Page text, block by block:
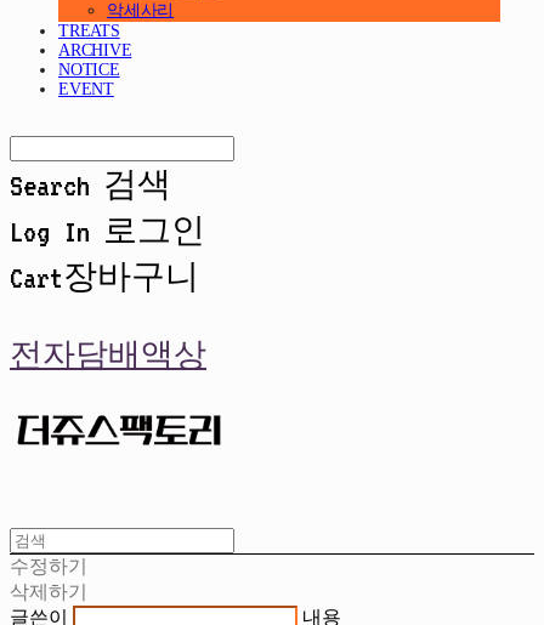
악세사리
TREATS
ARCHIVE
NOTICE
EVENT
Search 검색
Log In 로그인
Cart장바구니
전자담배액상
수정하기
삭제하기
글쓴이
내용